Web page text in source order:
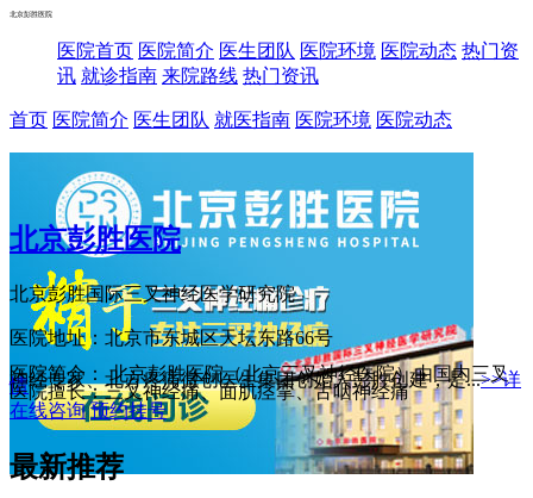
北京彭胜医院
医院首页 医院简介 医生团队 医院环境 医院动态 热门资
讯 就诊指南 来院路线 热门资讯
首页 医院简介 医生团队 就医指南 医院环境 医院动态
北京彭胜医院
北京彭胜国际三叉神经医学研究院
医院地址：北京市东城区天坛东路66号
医院简介： 北京彭胜医院（北京三叉神经医院）由国内三叉
神经专家、北方疼痛微创医生集团创始人彭胜创建，是...>>详
情
医院擅长：三叉神经痛、面肌痉挛、舌咽神经痛
在线咨询 预约挂号
最新推荐